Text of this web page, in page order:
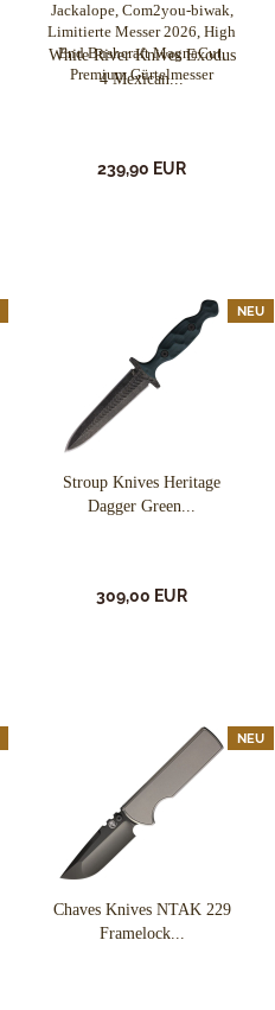
White River Knives Exodus
4 Mexican...
239,90 EUR
NEU
Stroup Knives Heritage
Dagger Green...
309,00 EUR
NEU
Chaves Knives NTAK 229
Framelock...